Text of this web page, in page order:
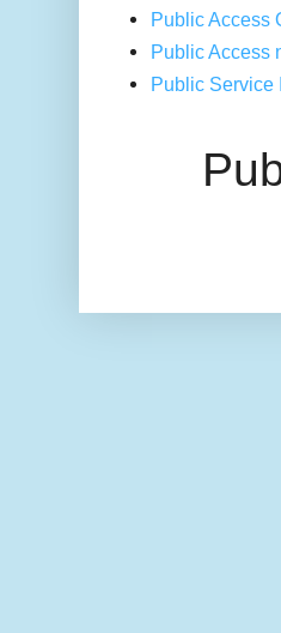
Public Access
Public Access
Public Service